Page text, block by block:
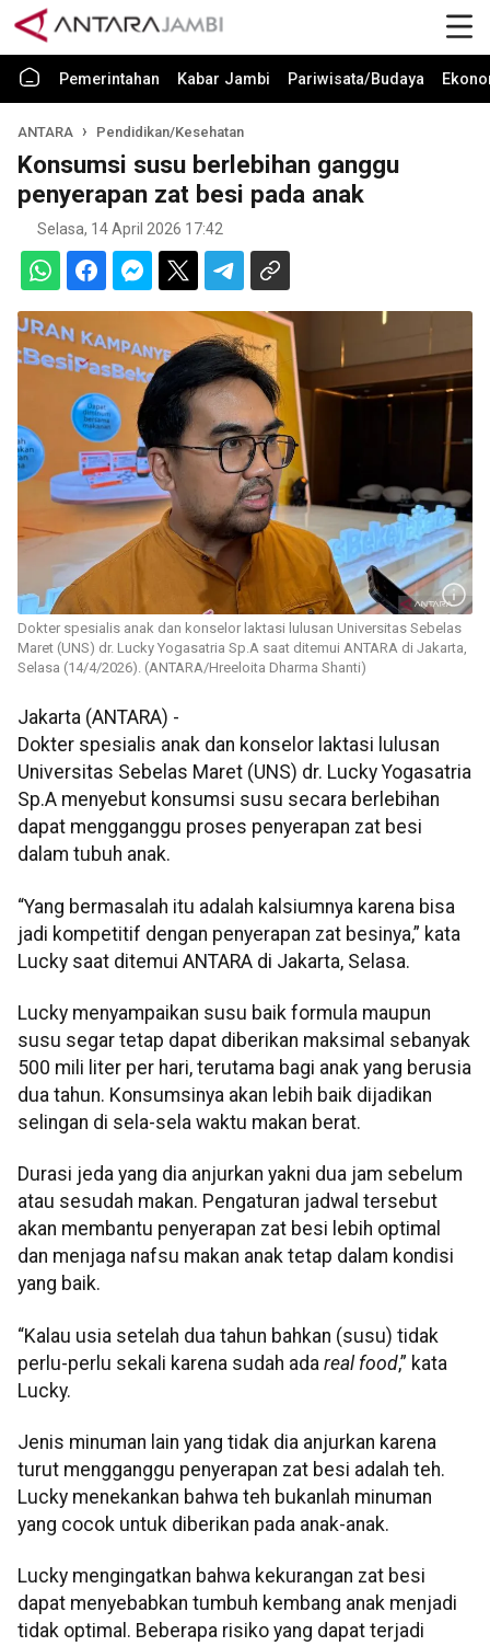
Pemerintahan Kabar Jambi Pariwisata/Budaya
ANTARA Pendidikan/Kesehatan
Konsumsi susu berlebihan ganggu
penyerapan zat besi pada anak
Selasa, 14 April 2026 17:42
Dokter spesialis anak dan konselor laktasi lulusan Universitas Sebelas
Maret (UNS) dr. Lucky Yogasatria Sp.A saat ditemui ANTARA di Jakarta,
Selasa (14/4/2026). (ANTARA/Hreeloita Dharma Shanti)
Jakarta (ANTARA) -
Dokter spesialis anak dan konselor laktasi lulusan
Universitas Sebelas Maret (UNS) dr. Lucky Yogasatria
Sp.A menyebut konsumsi susu secara berlebihan
dapat mengganggu proses penyerapan zat besi
dalam tubuh anak.
“Yang bermasalah itu adalah kalsiumnya karena bisa
jadi kompetitif dengan penyerapan zat besinya,” kata
Lucky saat ditemui ANTARA di Jakarta, Selasa.
Lucky menyampaikan susu baik formula maupun
susu segar tetap dapat diberikan maksimal sebanyak
500 mili liter per hari, terutama bagi anak yang berusia
dua tahun. Konsumsinya akan lebih baik dijadikan
selingan di sela-sela waktu makan berat.
Durasi jeda yang dia anjurkan yakni dua jam sebelum
atau sesudah makan. Pengaturan jadwal tersebut
akan membantu penyerapan zat besi lebih optimal
dan menjaga nafsu makan anak tetap dalam kondisi
yang baik.
“Kalau usia setelah dua tahun bahkan (susu) tidak
perlu-perlu sekali karena sudah ada real food,” kata
Lucky.
Jenis minuman lain yang tidak dia anjurkan karena
turut mengganggu penyerapan zat besi adalah teh.
Lucky menekankan bahwa teh bukanlah minuman
yang cocok untuk diberikan pada anak-anak.
Lucky mengingatkan bahwa kekurangan zat besi
dapat menyebabkan tumbuh kembang anak menjadi
tidak optimal. Beberapa risiko yang dapat terjadi